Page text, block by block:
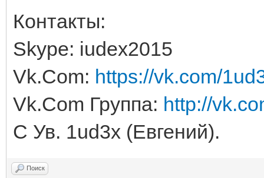
Контакты:
Skype: iudex2015
Vk.Com: https://vk.com/
Vk.Com Группа: http://
С Ув. 1ud3x (Евгений).
Поиск